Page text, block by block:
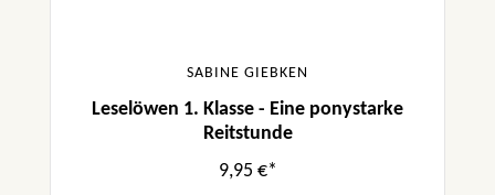
SABINE GIEBKEN
Leselöwen 1. Klasse - Eine ponystarke
Reitstunde
9,95 €*